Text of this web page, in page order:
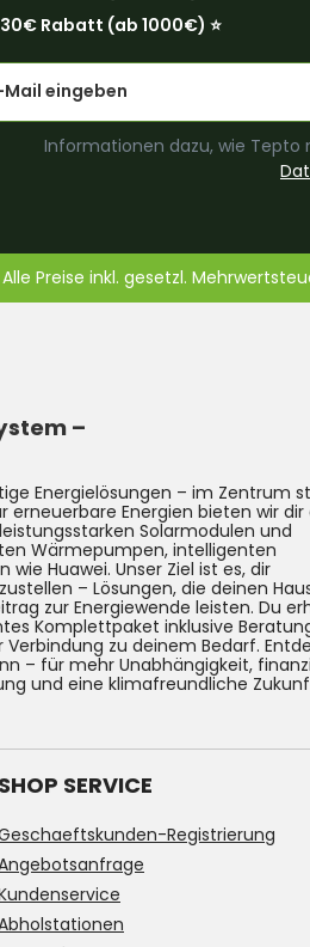
30€ Rabatt (ab 1000€) ⭐️
Informationen dazu, wie
Preise inkl. gesetzl.
–
Energielösungen – im Zentrum
erneuerbare Energien bieten wir dir
Solarmodulen und
Wärmepumpen, intelligenten
Huawei. Unser Ziel ist es, dir
– Lösungen, die deinen
zur Energiewende leisten. Du
Komplettpaket inklusive
zu deinem Bedarf.
– für mehr Unabhängigkeit,
und eine klimafreundliche
SHOP SERVICE
Registrierung